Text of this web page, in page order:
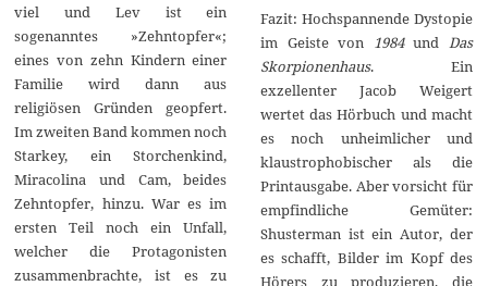
viel und Lev ist ein
sogenanntes »Zehntopfer«;
eines von zehn Kindern einer
Familie wird dann aus
religiösen Gründen geopfert.
Im zweiten Band kommen noch
Starkey, ein Storchenkind,
Miracolina und Cam, beides
Zehntopfer, hinzu. War es im
ersten Teil noch ein Unfall,
welcher die Protagonisten
zusammenbrachte, ist es zu
Fazit: Hochspannende Dystopie
im Geiste von
1984und
Das
Skorpionenhaus. Ein
exzellenter Jacob Weigert
wertet das Hörbuch und macht
es noch unheimlicher und
klaustrophobischer als die
Printausgabe. Aber vorsicht für
empfindliche Gemüter:
Shusterman ist ein Autor, der
es schafft, Bilder im Kopf des
Hörers zu produzieren, die